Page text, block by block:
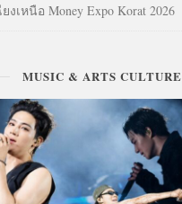
งเหนือ Money Expo Korat 2026
MUSIC & ARTS CULTURE